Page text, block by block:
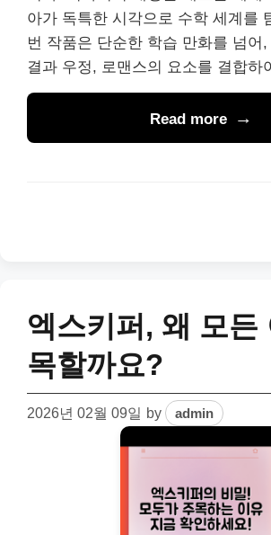
아가 독특한 시각으로 수학 세계를
번 작품은 단순한 학습 만화를 넘어
결과 우정, 로맨스의 요소를 결합하
Read more
엑스키퍼, 왜 모든
목할까요?
2026년 02월 09일 by admin